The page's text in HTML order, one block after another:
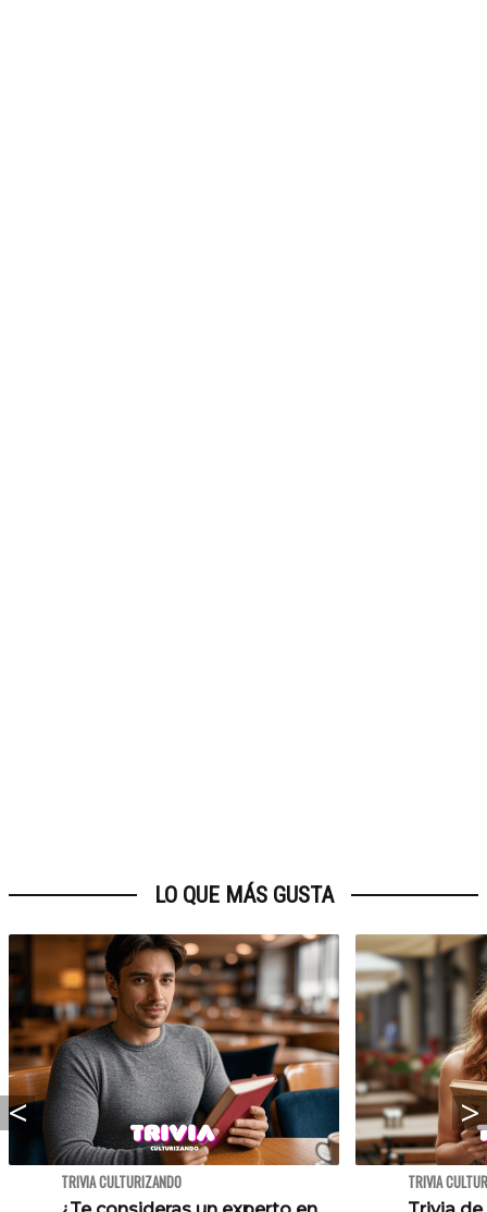
LO QUE MÁS GUSTA
TRIVIA CULTURIZANDO
TRIVIA